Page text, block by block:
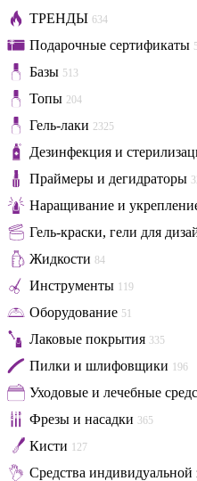
ТРЕНДЫ 634
Подарочные сертификаты
Базы 513
Топы 204
Гель-лаки 2325
Дезинфекция и
Праймеры и дегидраторы
Наращивание и
Гель-краски, гели для
Жидкости 84
Инструменты 119
Оборудование 51
Лаковые покрытия 335
Пилки и шлифовщики 196
Уходовые и лечебные
Фрезы и насадки 365
Кисти 127
Средства